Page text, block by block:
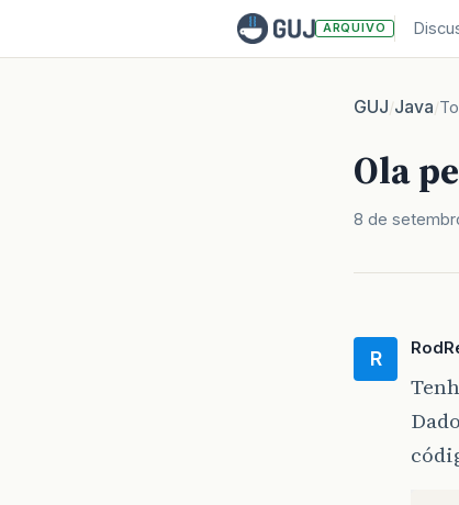
ARQUIVO
GUJ/Java/
Ola
8 de
R